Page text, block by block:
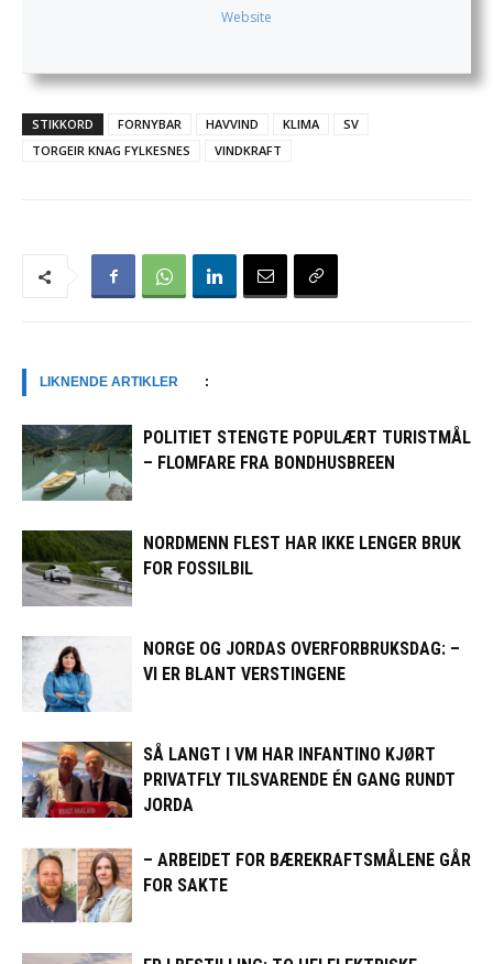
Website
STIKKORD FORNYBAR HAVVIND KLIMA
SV
TORGEIR KNAG FYLKESNES
VINDKRAFT
LIKNENDE ARTIKLER :
POLITIET STENGTE POPULÆRT TURISTMÅL
– FLOMFARE FRA BONDHUSBREEN
NORDMENN FLEST HAR IKKE LENGER BRUK
FOR FOSSILBIL
NORGE OG JORDAS OVERFORBRUKSDAG: –
VI ER BLANT VERSTINGENE
SÅ LANGT I VM HAR INFANTINO KJØRT
PRIVATFLY TILSVARENDE ÉN GANG RUNDT
JORDA
– ARBEIDET FOR BÆREKRAFTSMÅLENE GÅR
FOR SAKTE